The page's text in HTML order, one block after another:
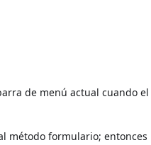
de menú actual cuando el
método formulario; entonces